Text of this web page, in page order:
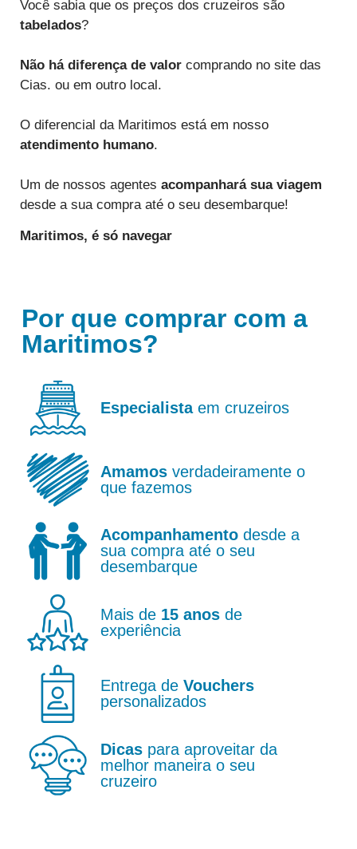
Você sabia que os preços dos cruzeiros são
tabelados?
Não há diferença de valor comprando no site das
Cias. ou em outro local.
O diferencial da Maritimos está em nosso
atendimento humano.
Um de nossos agentes acompanhará sua viagem
desde a sua compra até o seu desembarque!
Maritimos, é só navegar
Por que comprar com a
Maritimos?
Especialistaem cruzeiros
Amamosverdadeiramente o
que fazemos
Acompanhamentodesde a
sua compra até o seu
desembarque
Mais de 15 anosde
experiência
Entrega de Vouchers
personalizados
Dicaspara aproveitar da
melhor maneira o seu
cruzeiro